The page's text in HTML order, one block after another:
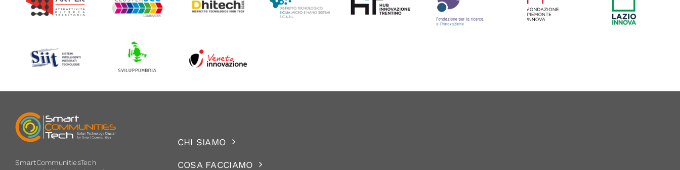
SmartCommunitiesTech
CHI SIAMO
COSA FACCIAMO